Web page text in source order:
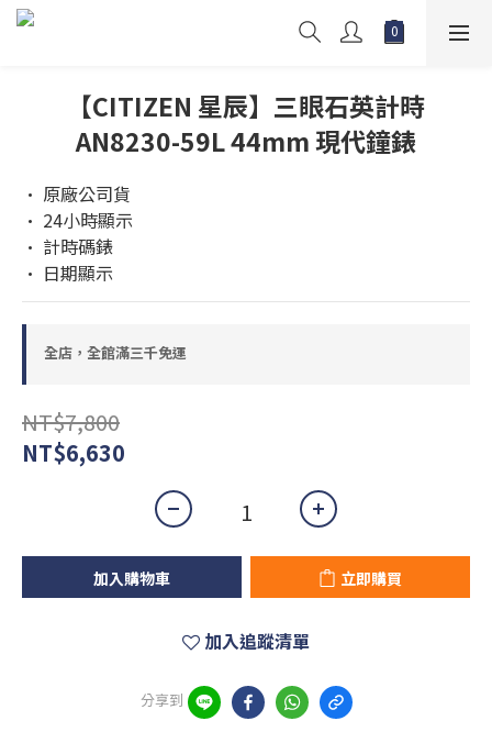
【CITIZEN 星辰】三眼石英計時
AN8230-59L 44mm 現代鐘錶
• 原廠公司貨
• 24小時顯示
• 計時碼錶
• 日期顯示
全店，全館滿三千免運
NT$7,800
NT$6,630
加入購物車 立即購買
加入追蹤清單
分享到